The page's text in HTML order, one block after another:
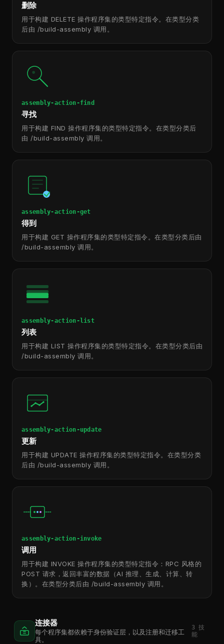
删除
用于构建 DELETE 操作程序集的类型特定指令。在类型分类
后由 /build-assembly 调用。
assembly-action-find
寻找
用于构建 FIND 操作程序集的类型特定指令。在类型分类后
由 /build-assembly 调用。
assembly-action-get
得到
用于构建 GET 操作程序集的类型特定指令。在类型分类后由
/build-assembly 调用。
assembly-action-list
列表
用于构建 LIST 操作程序集的类型特定指令。在类型分类后由
/build-assembly 调用。
assembly-action-update
更新
用于构建 UPDATE 操作程序集的类型特定指令。在类型分类
后由 /build-assembly 调用。
assembly-action-invoke
调用
用于构建 INVOKE 操作程序集的类型特定指令：RPC 风格的
POST 请求，返回丰富的数据（AI 推理、生成、计算、转
换）。在类型分类后由 /build-assembly 调用。
连接器
每个程序集都依赖于身份验证层，以及注册和迁移工
具。
3 技
能